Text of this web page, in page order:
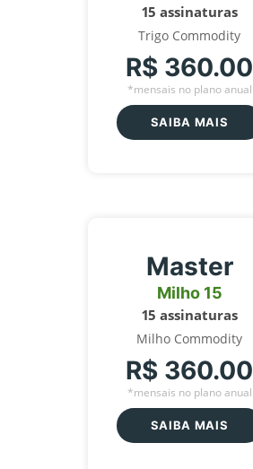
15 assinaturas
Trigo Commodity
R$ 360.00
*mensais no plano anual
SAIBA MAIS
Master
Milho 15
15 assinaturas
Milho Commodity
R$ 360.00
*mensais no plano anual
SAIBA MAIS